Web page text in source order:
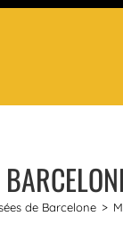
de Barcelone >